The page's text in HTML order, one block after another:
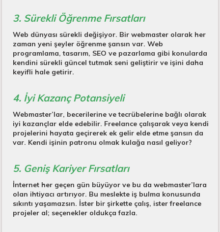
3. Sürekli Öğrenme Fırsatları
Web dünyası sürekli değişiyor. Bir webmaster olarak her
zaman yeni şeyler öğrenme şansın var. Web
programlama, tasarım, SEO ve pazarlama gibi konularda
kendini sürekli güncel tutmak seni geliştirir ve işini daha
keyifli hale getirir.
4. İyi Kazanç Potansiyeli
Webmaster’lar, becerilerine ve tecrübelerine bağlı olarak
iyi kazançlar elde edebilir. Freelance çalışarak veya kendi
projelerini hayata geçirerek ek gelir elde etme şansın da
var. Kendi işinin patronu olmak kulağa nasıl geliyor?
5. Geniş Kariyer Fırsatları
İnternet her geçen gün büyüyor ve bu da webmaster’lara
olan ihtiyacı artırıyor. Bu meslekte iş bulma konusunda
sıkıntı yaşamazsın. İster bir şirkette çalış, ister freelance
projeler al; seçenekler oldukça fazla.